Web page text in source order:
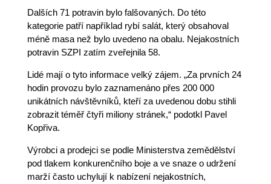
Dalších 71 potravin bylo falšovaných. Do této
kategorie patří například rybí salát, který obsahoval
méně masa než bylo uvedeno na obalu. Nejakostních
potravin SZPI zatím zveřejnila 58.
Lidé mají o tyto informace velký zájem. „Za prvních 24
hodin provozu bylo zaznamenáno přes 200 000
unikátních návštěvníků, kteří za uvedenou dobu stihli
zobrazit téměř čtyři miliony stránek,“ podotkl Pavel
Kopřiva.
Výrobci a prodejci se podle Ministerstva zemědělství
pod tlakem konkurenčního boje a ve snaze o udržení
marží často uchylují k nabízení nejakostních,